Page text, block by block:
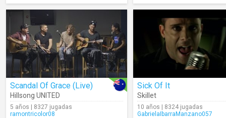
Scandal Of Grace (Live)
Hillsong UNITED
5 años | 8327 jugadas
ramontricolor08
Sick Of It
Skillet
10 años | 8324 jugadas
GabrielaIbarraManzano057